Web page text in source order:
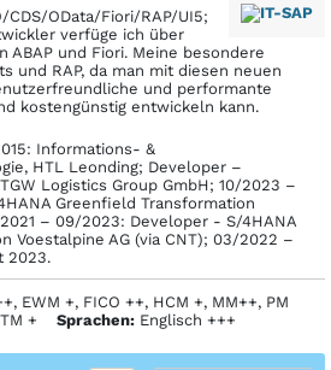
CDS/OData/Fiori/RAP/UI5;
verfüge ich über
ABAP und Fiori. Meine besondere
und RAP, da man mit diesen neuen
und performante
kostengünstig entwickeln kann.
Informations- &
HTL Leonding; Developer –
Logistics Group GmbH; 10/2023 –
Greenfield Transformation
2021 – 09/2023: Developer - S/4HANA
Voestalpine AG (via CNT); 03/2022 –
2023.
EWM +, FICO ++, HCM +, MM++, PM
TM + Sprachen: Englisch +++